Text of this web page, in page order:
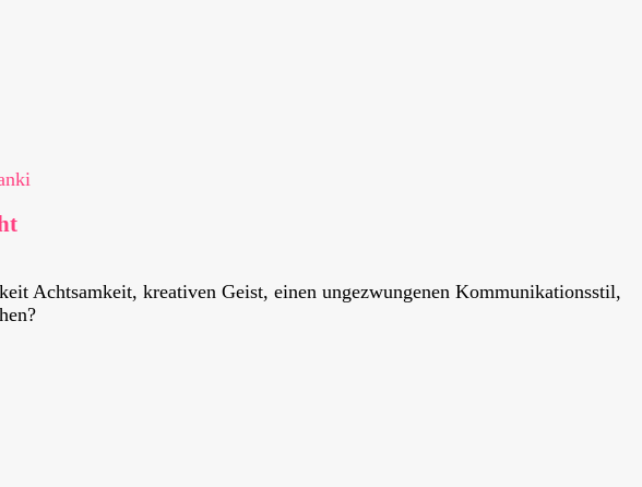
Achtsamkeit, kreativen Geist, einen ungezwungenen Kommunikationsstil,